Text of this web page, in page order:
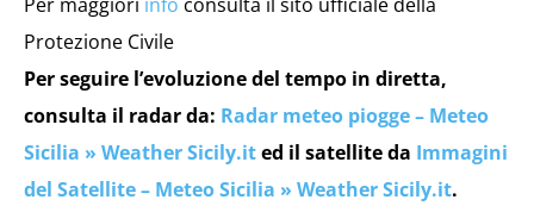
Protezione Civile
Per seguire l’evoluzione del tempo in diretta,
consulta il radar da: Radar meteo piogge – Meteo
Sicilia » Weather Sicily.ited il satellite da Immagini
del Satellite – Meteo Sicilia » Weather Sicily.it.